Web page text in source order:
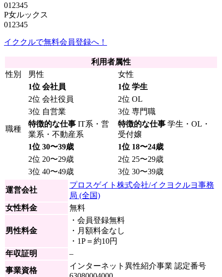
01 2345
P女ルックス
01 2345
イククルで無料会員登録へ！
利用者属性
性別
男性 女性
職種
1位 会社員
1位 学生
2位 会社役員
2位 OL
3位 自営業
3位 専門職
特徴的な仕事 IT系・営
業系・不動産系
特徴的な仕事 学生・OL・
受付嬢
1位 30〜39歳
1位 18〜24歳
2位 20〜29歳
2位 25〜29歳
3位 40〜49歳
3位 30〜39歳
運営会社
プロスゲイト株式会社/イクヨクルヨ事務
局 (全国)
女性料金
無料
男性料金
・会員登録無料
・月額料金なし
・1P＝約10円
年収証明
–
事業資格
インターネット異性紹介事業 認定番号